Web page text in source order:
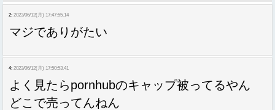
2: 2023/06/12(月) 17:47:55.14
マジでありがたい
4: 2023/06/12(月) 17:50:53.41
よく見たらpornhubのキャップ被ってるやん
どこで売ってんねん